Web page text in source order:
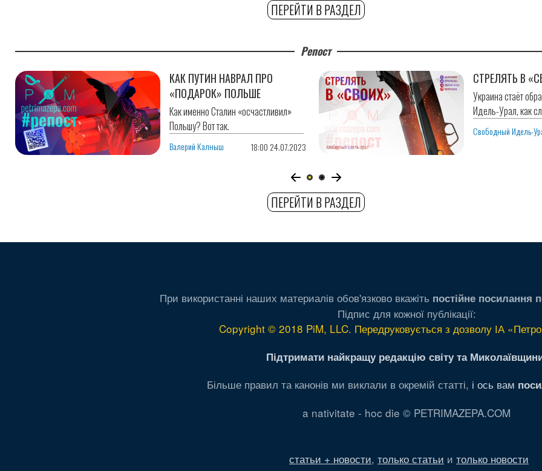
ПЕРЕЙТИ В РАЗДЕЛ
Репост
КАК ПУТИН НАВРАЛ ПРО
«ПОДАРОК» ПОЛЬШЕ
Как именно Сталин «осчастливил»
Польшу? Вот так.
Валерий Калныш 18:00 24.07.2023
СТРЕЛЯТЬ В
Украина стаёт
Идель-Урал, как
Свободный Идель-
ПЕРЕЙТИ В РАЗДЕЛ
При використанні наших материалів обов'язково вкажіть постійне посилання
Підпис для кожної публікації:
Copyright © 2018 PiM, LLC. Передруковується з дозволу ІА
Підтримати найкращу редакцію світу та
Більше правил та канонів ми виклали в окремій статті, і ось вам
a nativitate - hoc die © PETRIMAZEPA.COM
статьи + новости, только статьи и только новости